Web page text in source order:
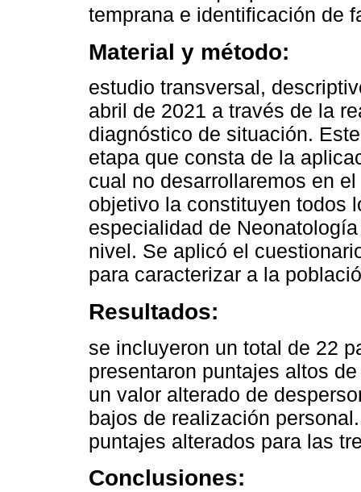
temprana e identificación de
Material y método:
estudio transversal,
abril de 2021 a través de la
diagnóstico de situación.
etapa que consta de la
cual no desarrollaremos en
objetivo la constituyen todos
especialidad de
nivel. Se aplicó el
para caracterizar a la
Resultados:
se incluyeron un total de 22
presentaron puntajes altos
un valor alterado de
bajos de realización
puntajes alterados para las
Conclusiones: